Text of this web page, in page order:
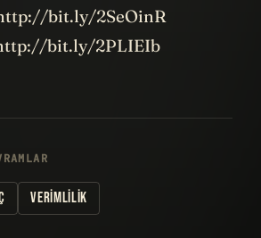
bit.ly/2SeOinR
bit.ly/2PLIEIb
VERIMLILIK